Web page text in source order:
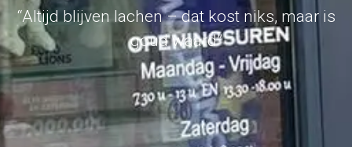
“Altijd blijven lachen – dat kost niks, maar is
goud waard”